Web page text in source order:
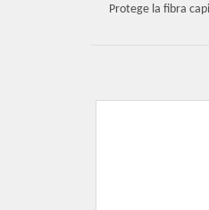
Protege la fibra